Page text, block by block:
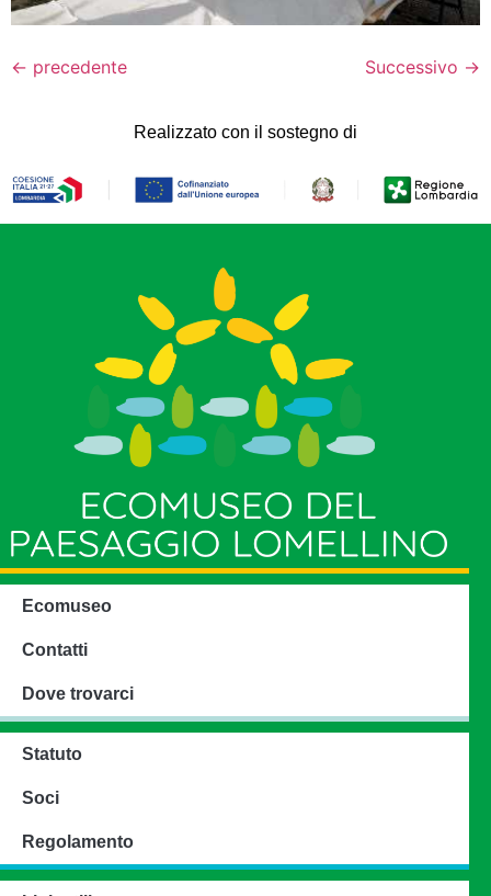
← precedente Successivo →
Realizzato con il sostegno di
Ecomuseo
Contatti
Dove trovarci
Statuto
Soci
Regolamento